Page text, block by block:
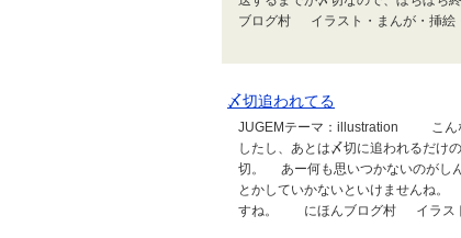
ブログ村 イラスト・まんが・挿絵
〆切追われてる
JUGEMテーマ：illustration こん
したし、あとは〆切に追われるだ
切。 あー何も思いつかないのがし
とかしていかないといけませんね
すね。 にほんブログ村 イラスト